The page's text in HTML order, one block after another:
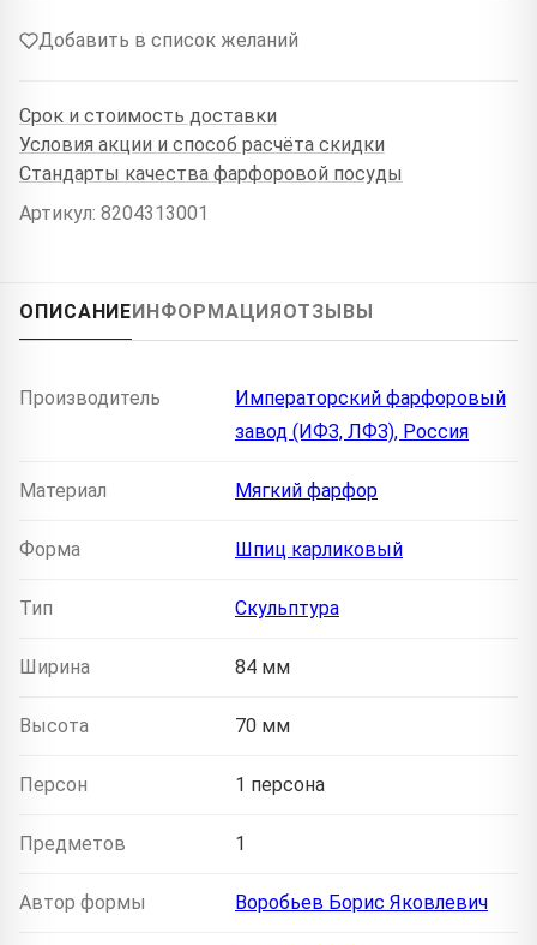
Добавить в список желаний
Срок и стоимость доставки
Условия акции и способ расчёта скидки
Стандарты качества фарфоровой посуды
Артикул: 8204313001
ОПИСАНИЕИНФОРМАЦИЯОТЗЫВЫ
Производитель
Императорский фарфоровый
завод (ИФЗ, ЛФЗ), Россия
Материал Мягкий фарфор
Форма Шпиц карликовый
Тип Скульптура
Ширина 84 мм
Высота 70 мм
Персон 1 персона
Предметов 1
Автор формы Воробьев Борис Яковлевич